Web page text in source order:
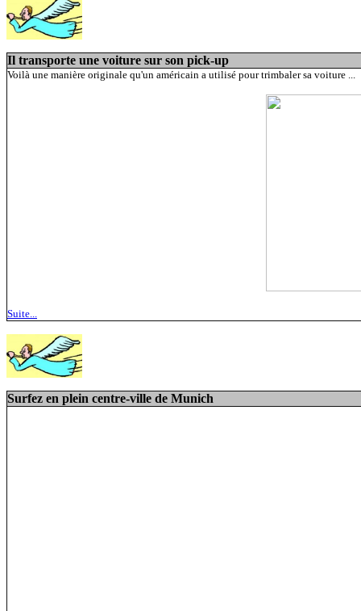
Il transporte une voiture sur son pick-up
Voilà une manière originale qu'un américain a utilisé pour trimbaler sa voiture ...
Suite...
Surfez en plein centre-ville de Munich